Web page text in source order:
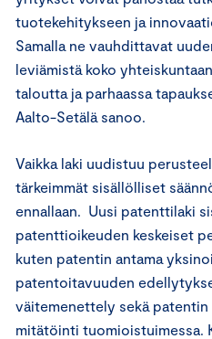
tuotekehitykseen ja
Samalla ne vauhdittavat
leviämistä koko
taloutta ja parhaassa
Aalto-Setälä sanoo.
Vaikka laki uudistuu
tärkeimmät sisällölliset
ennallaan. Uusi patenttilaki
patenttioikeuden keskeiset
kuten patentin antama
patentoitavuuden
väitemenettely sekä patentin
mitätöinti tuomioistuimessa.